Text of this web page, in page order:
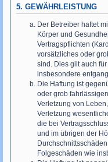
5. GEWÄHRLEISTUNG
Der Betreiber haftet
Körper und
Vertragspflichten
vorsätzliches oder
sind. Dies gilt auch
insbesondere
Die Haftung ist
oder grob
Verletzung von
Verletzung
die bei
und im übrigen der
Folgeschäden wie